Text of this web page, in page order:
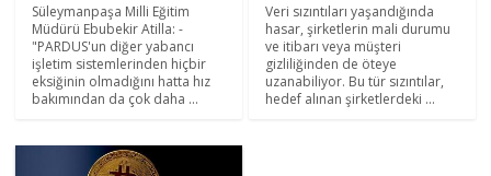
Süleymanpaşa Milli Eğitim
Müdürü Ebubekir Atilla: -
"PARDUS'un diğer yabancı
işletim sistemlerinden hiçbir
eksiğinin olmadığını hatta hız
bakımından da çok daha ...
Veri sızıntıları yaşandığında
hasar, şirketlerin mali durumu
ve itibarı veya müşteri
gizliliğinden de öteye
uzanabiliyor. Bu tür sızıntılar,
hedef alınan şirketlerdeki ...